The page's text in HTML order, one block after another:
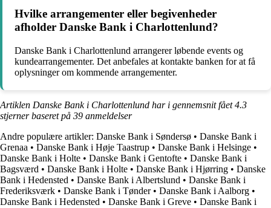
Hvilke arrangementer eller begivenheder
afholder Danske Bank i Charlottenlund?
Danske Bank i Charlottenlund arrangerer løbende events og
kundearrangementer. Det anbefales at kontakte banken for at få
oplysninger om kommende arrangementer.
Artiklen Danske Bank i Charlottenlund har i gennemsnit fået4.3
stjerner baseret på 39 anmeldelser
Andre populære artikler: Danske Bank i Søndersø • Danske Bank i
Grenaa • Danske Bank i Høje Taastrup • Danske Bank i Helsinge •
Danske Bank i Holte • Danske Bank i Gentofte • Danske Bank i
Bagsværd • Danske Bank i Holte • Danske Bank i Hjørring • Danske
Bank i Hedensted • Danske Bank i Albertslund • Danske Bank i
Frederiksværk • Danske Bank i Tønder• Danske Bank i Aalborg •
Danske Bank i Hedensted • Danske Bank i Greve • Danske Bank i